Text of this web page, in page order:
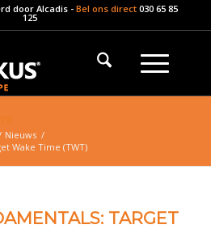
door Alcadis- Bel ons direct 030 65 85
125
Nieuws /
Wake Time (TWT)
TARGET